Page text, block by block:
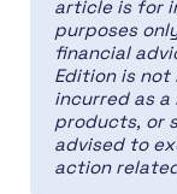
article is for
purposes
financial
Edition is not
incurred as
products, or
advised to
action